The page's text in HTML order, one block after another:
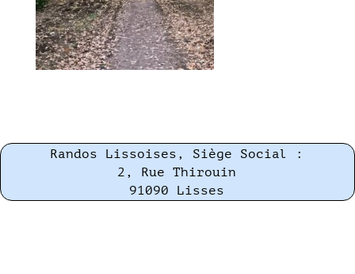
Randos Lissoises, Siège Social :
2, Rue Thirouin
91090 Lisses